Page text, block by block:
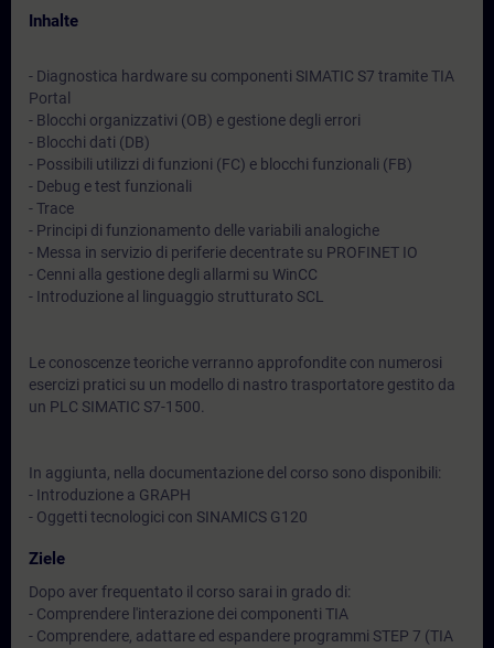
Inhalte
- Diagnostica hardware su componenti SIMATIC S7 tramite TIA
Portal
- Blocchi organizzativi (OB) e gestione degli errori
- Blocchi dati (DB)
- Possibili utilizzi di funzioni (FC) e blocchi funzionali (FB)
- Debug e test funzionali
- Trace
- Principi di funzionamento delle variabili analogiche
- Messa in servizio di periferie decentrate su PROFINET IO
- Cenni alla gestione degli allarmi su WinCC
- Introduzione al linguaggio strutturato SCL
Le conoscenze teoriche verranno approfondite con numerosi
esercizi pratici su un modello di nastro trasportatore gestito da
un PLC SIMATIC S7-1500.
In aggiunta, nella documentazione del corso sono disponibili:
- Introduzione a GRAPH
- Oggetti tecnologici con SINAMICS G120
Ziele
Dopo aver frequentato il corso sarai in grado di:
- Comprendere l'interazione dei componenti TIA
- Comprendere, adattare ed espandere programmi STEP 7 (TIA